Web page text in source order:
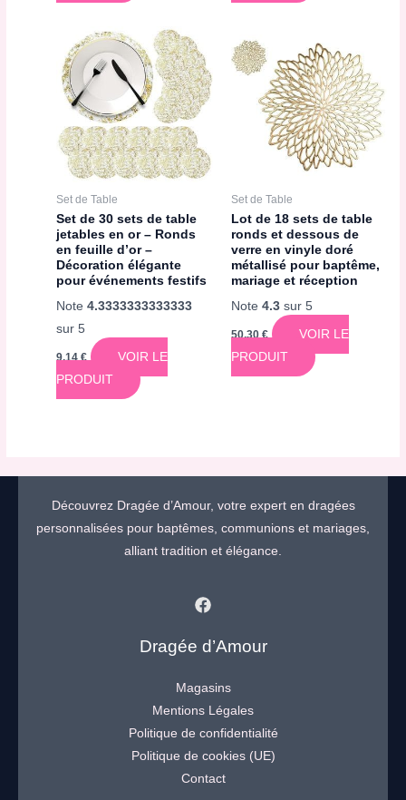
Set de Table
Set de 30 sets de table
jetables en or – Ronds
en feuille d’or –
Décoration élégante
pour événements festifs
Note4.3333333333333
sur 5
9,14€
VOIR LE
PRODUIT
Set de Table
Lot de 18 sets de table
ronds et dessous de
verre en vinyle doré
métallisé pour baptême,
mariage et réception
Note 4.3sur 5
50,30€
VOIR LE
PRODUIT
Découvrez Dragée d’Amour, votre expert en dragées
personnalisées pour baptêmes, communions et mariages,
alliant tradition et élégance.
Dragée d’Amour
Magasins
Mentions Légales
Politique de confidentialité
Politique de cookies (UE)
Contact